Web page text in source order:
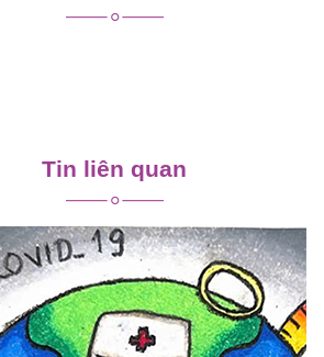
Tin liên quan